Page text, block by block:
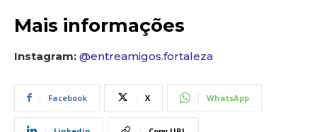
Mais informações
Instagram: @entreamigos.fortaleza
Facebook X WhatsApp